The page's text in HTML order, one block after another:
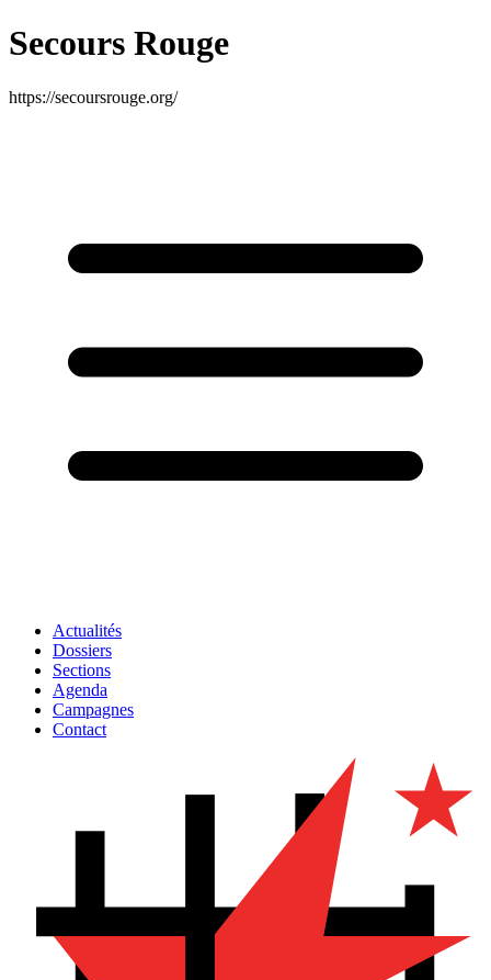
Secours Rouge
https://secoursrouge.org/
Actualités
Dossiers
Sections
Agenda
Campagnes
Contact